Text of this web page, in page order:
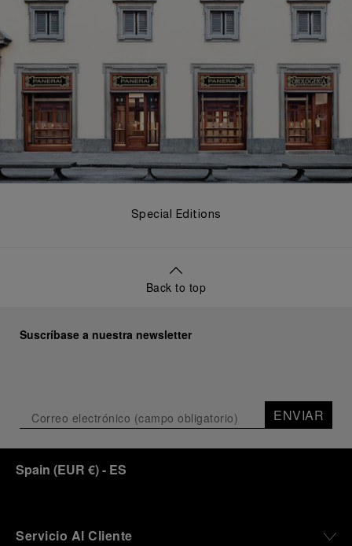
Special Editions
Back to top
Suscríbase a nuestra newsletter
ENVIAR
Spain (EUR €)- ES
Servicio Al Cliente